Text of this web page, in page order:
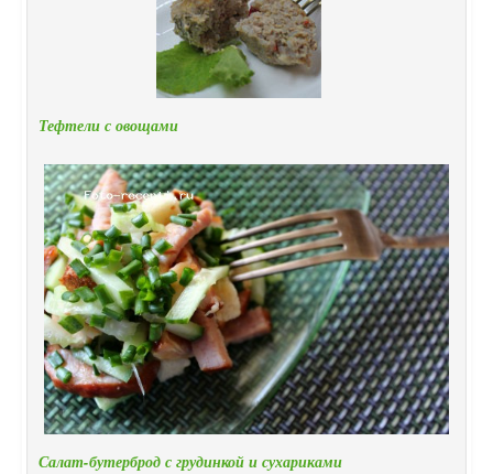
Тефтели с овощами
Салат-бутерброд с грудинкой и сухариками